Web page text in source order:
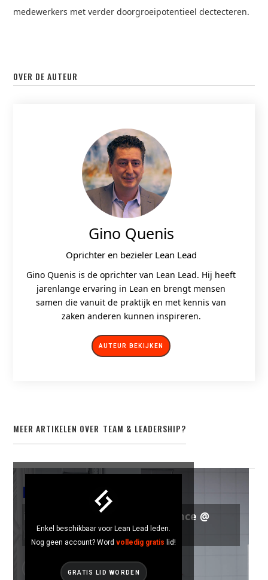
medewerkers met verder doorgroeipotentieel dectecteren.
OVER DE AUTEUR
Gino Quenis
Oprichter en bezieler Lean Lead
Gino Quenis is de oprichter van Lean Lead. Hij heeft
jarenlange ervaring in Lean en brengt mensen
samen die vanuit de praktijk en met kennis van
zaken anderen kunnen inspireren.
AUTEUR BEKIJKEN
MEER ARTIKELEN OVER TEAM & LEADERSHIP?
iGemba : Operational Excellence @
Barco
Enkel beschikbaar voor Lean Lead leden.
Nog geen account? Wordvolledig gratis lid!
GRATIS LID WORDEN